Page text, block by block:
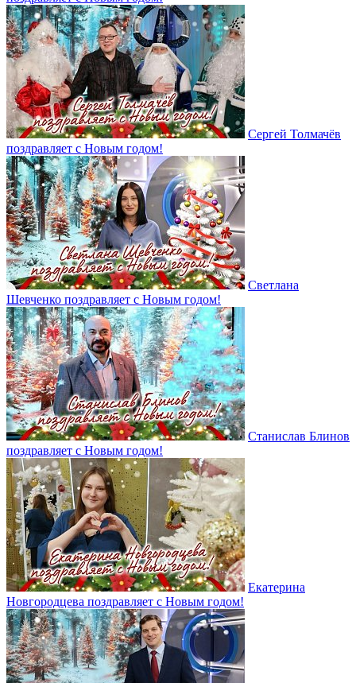
Сергей Толмачёв
поздравляет с Новым годом!
Светлана
Шевченко поздравляет с Новым годом!
Станислав Блинов
поздравляет с Новым годом!
Екатерина
Новгородцева поздравляет с Новым годом!